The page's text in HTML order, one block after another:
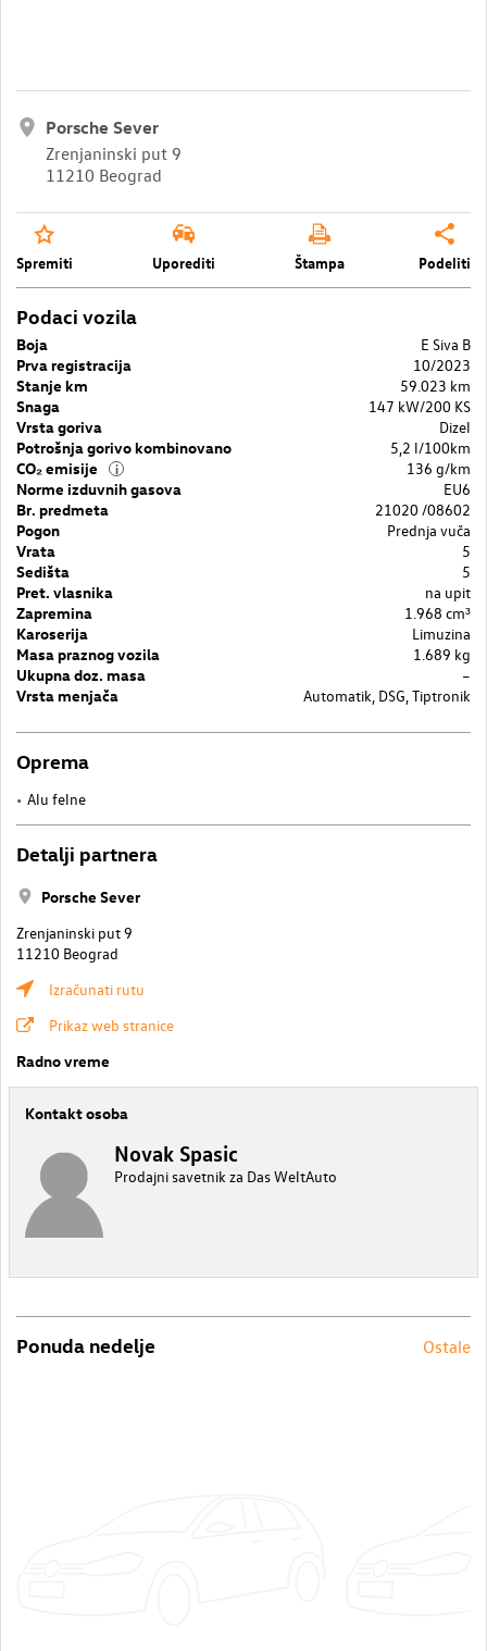
Porsche Sever
Zrenjaninski put 9
11210 Beograd
Spremiti Uporediti Štampa Podeliti
Podaci vozila
Boja
E Siva B
Prva registracija
10/2023
Stanje km
59.023 km
Snaga
147 kW/200 KS
Vrsta goriva
Dizel
Potrošnja gorivo kombinovano
5,2 l/100km
CO₂ emisije
i
136 g/km
Norme izduvnih gasova
EU6
Br. predmeta
21020 /08602
Pogon
Prednja vuča
Vrata
5
Sedišta
5
Pret. vlasnika
na upit
Zapremina
1.968 cm³
Karoserija
Limuzina
Masa praznog vozila
1.689 kg
Ukupna doz. masa
–
Vrsta menjača
Automatik, DSG, Tiptronik
Oprema
Alu felne
Detalji partnera
Porsche Sever
Zrenjaninski put 9
11210 Beograd
Izračunati rutu
Prikaz web stranice
Radno vreme
Kontakt osoba
Novak Spasic
Prodajni savetnik za Das WeltAuto
Ponuda nedelje Ostale